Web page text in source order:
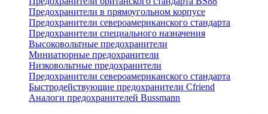
Предохранители в прямоугольном корпусе
Предохранители североамериканского стандарта
Предохранители специального назначения
Высоковольтные предохранители
Миниатюрные предохранители
Низковольтные предохранители
Предохранители североамериканского стандарта
Быстродействующие предохранители Cfriend
Аналоги предохранителей Bussmann